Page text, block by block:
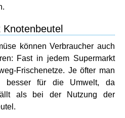
können Verbraucher auch
Fast in jedem Supermarkt
Frischenetze. Je öfter man
besser für die Umwelt, da
als bei der Nutzung der